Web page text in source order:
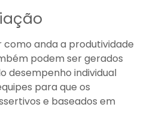
como anda a produtividade
podem ser gerados
desempenho individual
para que os
e baseados em